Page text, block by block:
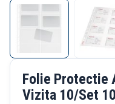
Folie Protectie
Vizita 10/Set